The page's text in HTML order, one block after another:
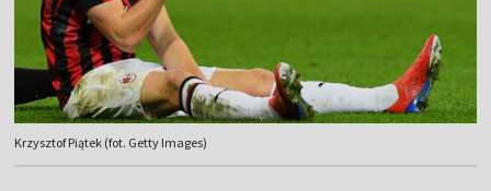
Krzysztof Piątek (fot. Getty Images)